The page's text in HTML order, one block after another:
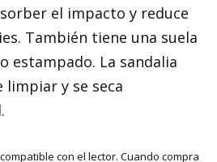
el impacto y reduce
También tiene una suela
estampado. La sandalia
y se seca
con el lector. Cuando compra